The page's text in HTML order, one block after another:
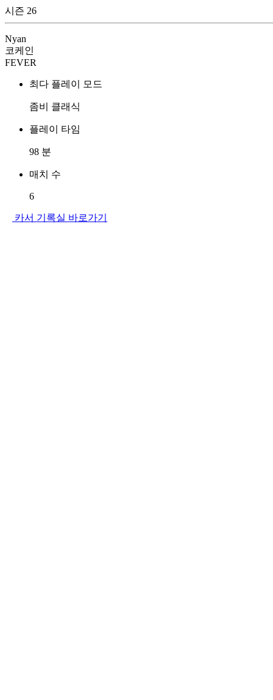
시즌 26
Nyan
코케인
FEVER
최다 플레이 모드
좀비 클래식
플레이 타임
98 분
매치 수
6
카서 기록실 바로가기